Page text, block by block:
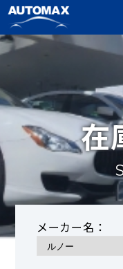
在
メーカー名：